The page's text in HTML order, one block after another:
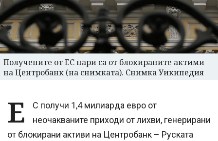
Получените от ЕС пари са от блокираните актими
на Центробанк (на снимката). Снимка Уикипедия
Е
С получи 1,4 милиарда евро от
неочакваните приходи от лихви, генерирани
от блокирани активи на Центробанк – Руската